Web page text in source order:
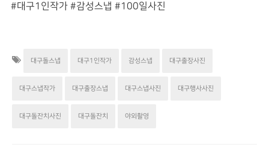
#대구1인작가 #감성스냅 #100일사진
대구돌스냅 대구1인작가 감성스냅 대구출장사진
대구스냅작가 대구출장스냅 대구스냅사진 대구행사사진
대구돌잔치사진 대구돌잔치 야외촬영